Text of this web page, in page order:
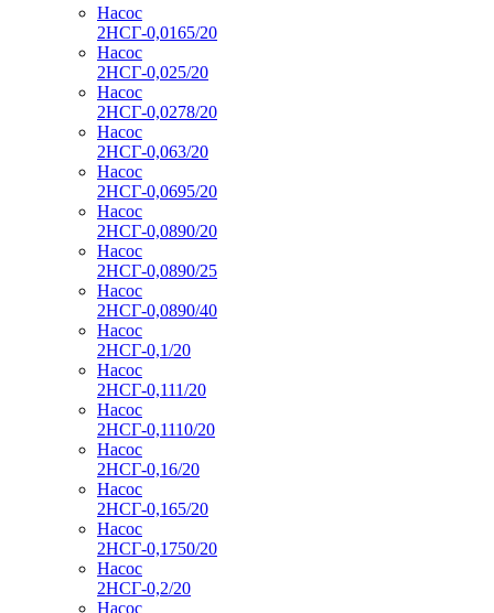
Насос
2НСГ-0,0165/20
Насос
2НСГ-0,025/20
Насос
2НСГ-0,0278/20
Насос
2НСГ-0,063/20
Насос
2НСГ-0,0695/20
Насос
2НСГ-0,0890/20
Насос
2НСГ-0,0890/25
Насос
2НСГ-0,0890/40
Насос
2НСГ-0,1/20
Насос
2НСГ-0,111/20
Насос
2НСГ-0,1110/20
Насос
2НСГ-0,16/20
Насос
2НСГ-0,165/20
Насос
2НСГ-0,1750/20
Насос
2НСГ-0,2/20
Насос